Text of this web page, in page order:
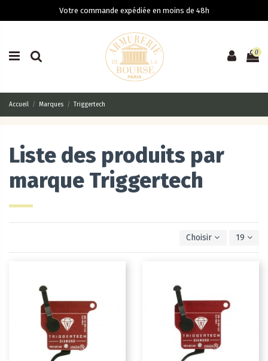
Votre commande expédiée en moins de 48h
0
Accueil Marques Triggertech
Liste des produits par
marque Triggertech
Choisir 19